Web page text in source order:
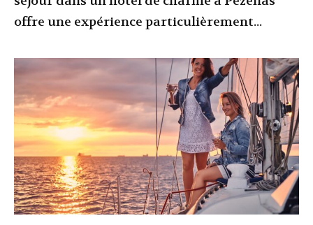
offre une expérience particulièrement...